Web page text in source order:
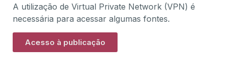
A utilização de Virtual Private Network (VPN) é
necessária para acessar algumas fontes.
Acesso à publicação